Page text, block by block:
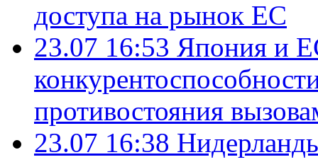
доступа на рынок ЕС
23.07 16:53 Япония и
противостояния
23.07 16:38